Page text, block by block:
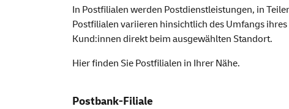
In Postfilialen werden Postdienstleistungen, in
Postfilialen variieren hinsichtlich des Umfangs
Kund:innen direkt beim ausgewählten Standort.
Hier finden Sie Postfilialen in Ihrer Nähe.
Postbank-Filiale